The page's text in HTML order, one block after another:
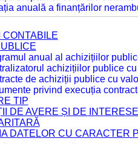
anuală a finanțărilor
CONTABILE
anual al achizițiilor
achizițiilor publice
de achiziții publice cu
privind execuția
TIP
DE AVERE ȘI DE INTERESE
DATELOR CU CARACTER